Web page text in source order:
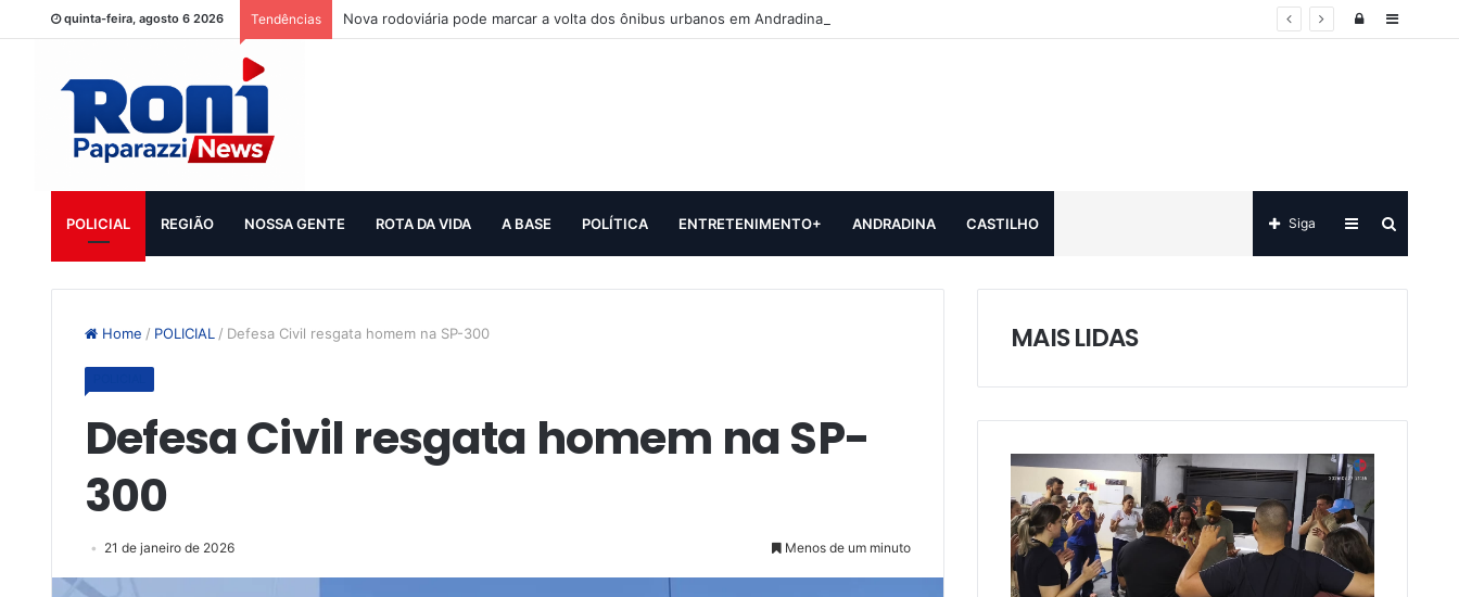
quinta-feira, agosto 6 2026 Tendências Nova rodoviária pode marcar a volta dos ônibus urbanos em Andradina Sidebar
Log
POLICIAL REGIÃO NOSSA GENTE ROTA DA VIDA A BASE POLÍTICA ENTRETENIMENTO+ ANDRADINA CASTILHO
por
Sidebar
Siga
Home / POLICIAL / Defesa Civil resgata homem na SP-300
Defesa Civil resgata homem na SP-
300
21 de janeiro de 2026 Menos de um minuto
MAIS LIDAS